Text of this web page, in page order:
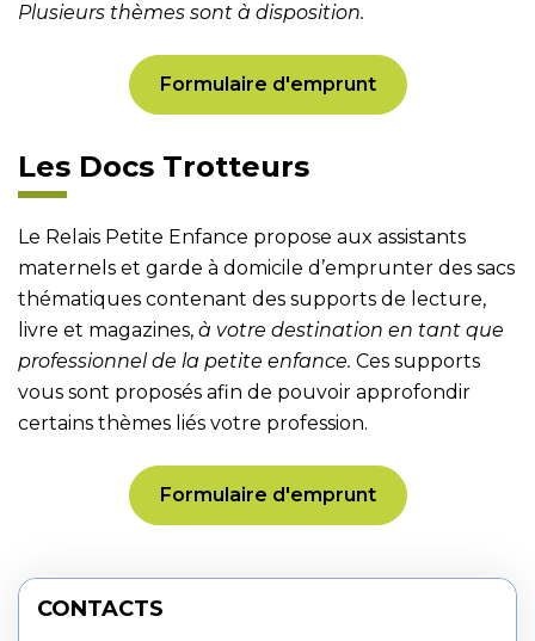
Plusieurs thèmes sont à disposition.
Formulaire d'emprunt
Les Docs Trotteurs
Le Relais Petite Enfance propose aux assistants
maternels et garde à domicile d’emprunter des sacs
thématiques contenant des supports de lecture,
livre et magazines, à votre destination en tant que
professionnel de la petite enfance. Ces supports
vous sont proposés afin de pouvoir approfondir
certains thèmes liés votre profession.
Formulaire d'emprunt
CONTACTS